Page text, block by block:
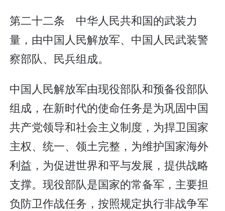
第二十二条 中华人民共和国的武装力
量，由中国人民解放军、中国人民武装警
察部队、民兵组成。
中国人民解放军由现役部队和预备役部队
组成，在新时代的使命任务是为巩固中国
共产党领导和社会主义制度，为捍卫国家
主权、统一、领土完整，为维护国家海外
利益，为促进世界和平与发展，提供战略
支撑。现役部队是国家的常备军，主要担
负防卫作战任务，按照规定执行非战争军